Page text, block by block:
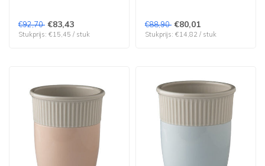
€92,70 €83,43
Stukprijs: €15,45 / stuk
€88,90 €80,01
Stukprijs: €14,82 / stuk